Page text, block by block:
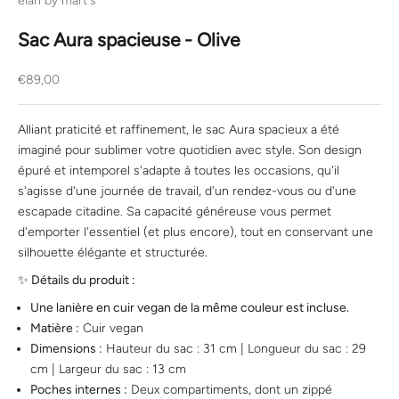
Sac Aura spacieuse - Olive
Prix de vente
€89,00
Alliant praticité et raffinement, le sac Aura spacieux a été
imaginé pour sublimer votre quotidien avec style. Son design
épuré et intemporel s'adapte à toutes les occasions, qu'il
s'agisse d'une journée de travail, d'un rendez-vous ou d'une
escapade citadine. Sa capacité généreuse vous permet
d'emporter l'essentiel (et plus encore), tout en conservant une
silhouette élégante et structurée.
✨ Détails du produit :
Une lanière en cuir vegan de la même couleur est incluse.
Matière : Cuir vegan
Dimensions : Hauteur du sac : 31 cm | Longueur du sac : 29
cm | Largeur du sac : 13 cm
Poches internes : Deux compartiments, dont un zippé